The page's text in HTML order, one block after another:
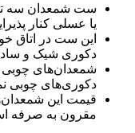
ست شمعدان سه
یا عسلی کنار
این ست در اتاق
دکوری شیک و
شمعدان‌های چوبی
دکوری‌های چوبی
قیمت این
مقرون به صرفه